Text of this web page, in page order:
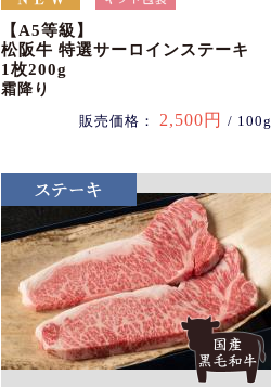
【A5等級】
松阪牛 特選サーロインステーキ
1枚200g
霜降り
販売価格： 2,500円 / 100g